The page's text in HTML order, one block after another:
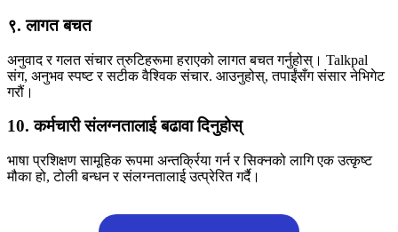
९. लागत बचत
अनुवाद र गलत संचार त्रुटिहरूमा हराएको लागत बचत गर्नुहोस्। Talkpal
संग, अनुभव स्पष्ट र सटीक वैश्विक संचार. आउनुहोस्, तपाईंसँग संसार नेभिगेट
गरौं।
10. कर्मचारी संलग्नतालाई बढावा दिनुहोस्
भाषा प्रशिक्षण सामूहिक रूपमा अन्तर्क्रिया गर्न र सिक्नको लागि एक उत्कृष्ट
मौका हो, टोली बन्धन र संलग्नतालाई उत्प्रेरित गर्दै।